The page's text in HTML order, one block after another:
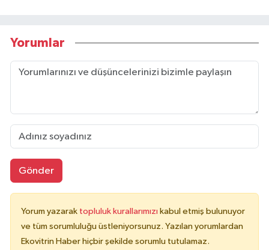
Yorumlar
Gönder
Yorum yazarak topluluk kurallarımızı kabul etmiş bulunuyor
ve tüm sorumluluğu üstleniyorsunuz. Yazılan yorumlardan
Ekovitrin Haber hiçbir şekilde sorumlu tutulamaz.